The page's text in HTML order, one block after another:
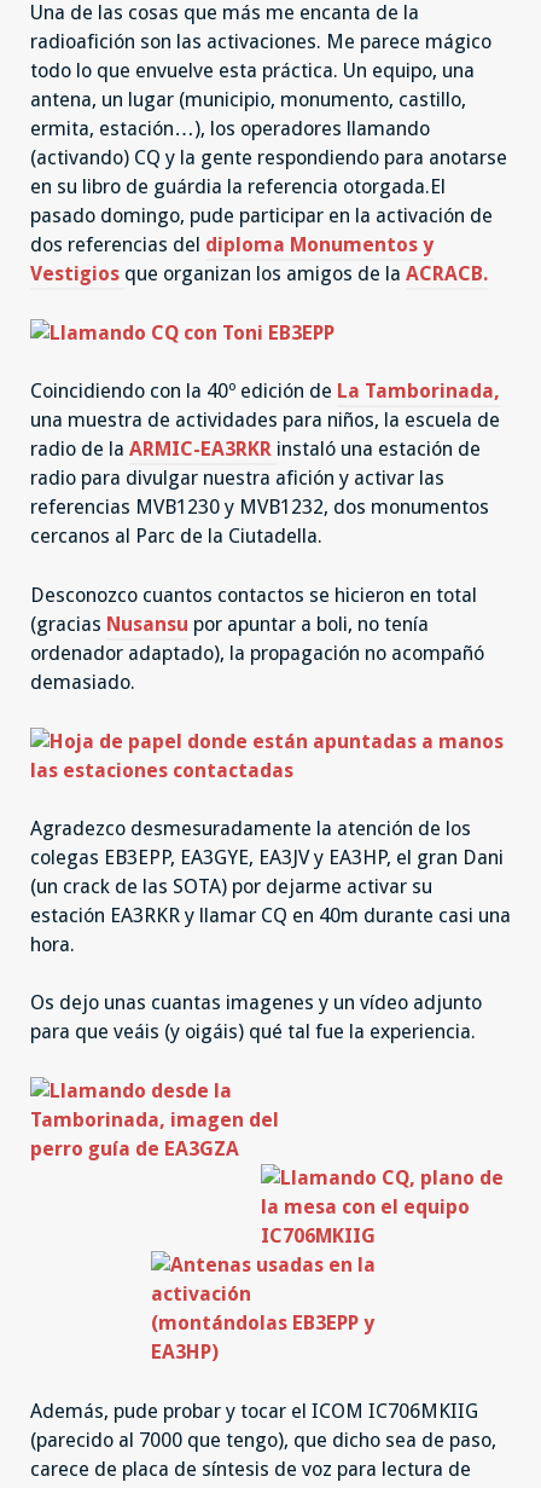
Una de las cosas que más me encanta de la
radioafición son las activaciones. Me parece mágico
todo lo que envuelve esta práctica. Un equipo, una
antena, un lugar (municipio, monumento, castillo,
ermita, estación…), los operadores llamando
(activando) CQ y la gente respondiendo para anotarse
en su libro de guárdia la referencia otorgada.El
pasado domingo, pude participar en la activación de
dos referencias del diploma Monumentos y
Vestigios que organizan los amigos de la ACRACB.
Coincidiendo con la 40º edición de La Tamborinada,
una muestra de actividades para niños, la escuela de
radio de la ARMIC-EA3RKR instaló una estación de
radio para divulgar nuestra afición y activar las
referencias MVB1230 y MVB1232, dos monumentos
cercanos al Parc de la Ciutadella.
Desconozco cuantos contactos se hicieron en total
(gracias Nusansu por apuntar a boli, no tenía
ordenador adaptado), la propagación no acompañó
demasiado.
Agradezco desmesuradamente la atención de los
colegas EB3EPP, EA3GYE, EA3JV y EA3HP, el gran Dani
(un crack de las SOTA) por dejarme activar su
estación EA3RKR y llamar CQ en 40m durante casi una
hora.
Os dejo unas cuantas imagenes y un vídeo adjunto
para que veáis (y oigáis) qué tal fue la experiencia.
Además, pude probar y tocar el ICOM IC706MKIIG
(parecido al 7000 que tengo), que dicho sea de paso,
carece de placa de síntesis de voz para lectura de